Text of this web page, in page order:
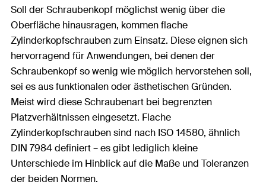
Soll der Schraubenkopf möglichst wenig über die
Oberfläche hinausragen, kommen flache
Zylinderkopfschrauben zum Einsatz. Diese eignen sich
hervorragend für Anwendungen, bei denen der
Schraubenkopf so wenig wie möglich hervorstehen soll,
sei es aus funktionalen oder ästhetischen Gründen.
Meist wird diese Schraubenart bei begrenzten
Platzverhältnissen eingesetzt. Flache
Zylinderkopfschrauben sind nach ISO 14580, ähnlich
DIN 7984 definiert – es gibt lediglich kleine
Unterschiede im Hinblick auf die Maße und Toleranzen
der beiden Normen.